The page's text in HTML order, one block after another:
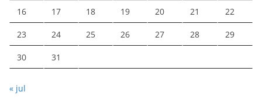
16 17 18 19 20 21 22
23 24 25 26 27 28 29
30 31
« jul